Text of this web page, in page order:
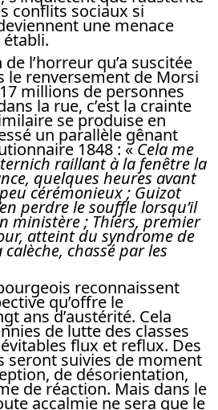
conflits sociaux si
une menace
établi.
l’horreur qu’a suscitée
le renversement de Morsi
millions de personnes
la rue, c’est la crainte
se produise en
un parallèle gênant
1848 : «Cela me
raillant à la fenêtre la
quelques heures avant
cérémonieux ; Guizot
perdre le souffle lorsqu’il
ministère ; Thiers, premier
atteint du syndrome de
chassé par les
reconnaissent
qu’offre le
ans d’austérité. Cela
de lutte des classes
flux et reflux. Des
seront suivies de moment
de désorientation,
de réaction. Mais dans le
accalmie ne sera que le